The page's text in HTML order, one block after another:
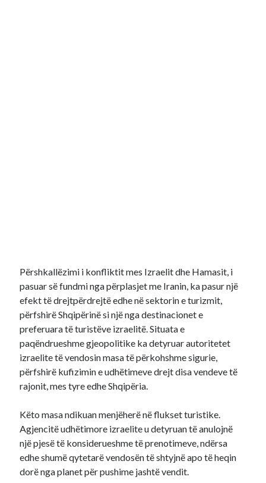
Përshkallëzimi i konfliktit mes Izraelit dhe Hamasit, i
pasuar së fundmi nga përplasjet me Iranin, ka pasur një
efekt të drejtpërdrejtë edhe në sektorin e turizmit,
përfshirë Shqipërinë si një nga destinacionet e
preferuara të turistëve izraelitë. Situata e
paqëndrueshme gjeopolitike ka detyruar autoritetet
izraelite të vendosin masa të përkohshme sigurie,
përfshirë kufizimin e udhëtimeve drejt disa vendeve të
rajonit, mes tyre edhe Shqipëria.
Këto masa ndikuan menjëherë në flukset turistike.
Agjencitë udhëtimore izraelite u detyruan të anulojnë
një pjesë të konsiderueshme të prenotimeve, ndërsa
edhe shumë qytetarë vendosën të shtyjnë apo të heqin
dorë nga planet për pushime jashtë vendit.